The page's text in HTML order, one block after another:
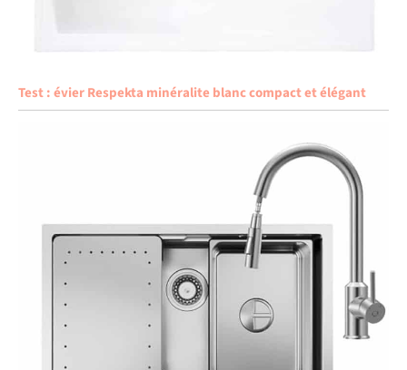
Test : évier Respekta minéralite blanc compact et élégant